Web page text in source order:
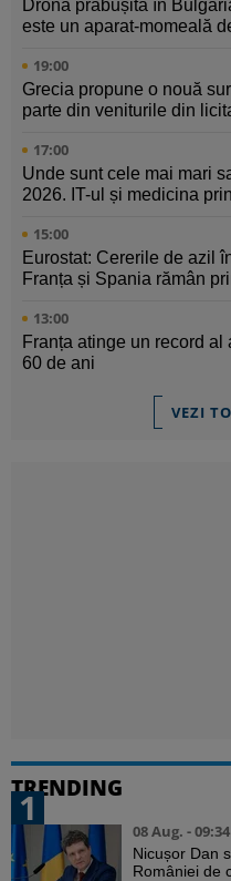
Drona prăbușită în
este un aparat-momeală
19:00
Grecia propune o nouă
parte din veniturile din
17:00
Unde sunt cele mai mari
2026. IT-ul și medicina
15:00
Eurostat: Cererile de azil
Franța și Spania rămân
13:00
Franța atinge un record
60 de ani
VEZI
TRENDING
1
08 Aug. - 09:34
Nicușor Dan
României de